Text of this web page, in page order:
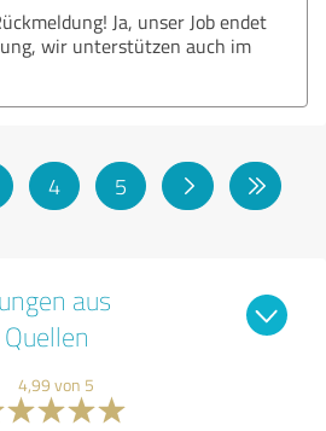
Ja, unser Job endet
wir unterstützen auch im
4 5
aus
4,99 von 5